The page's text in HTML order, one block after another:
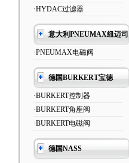
·HYDAC过滤器
意大利PNEUMAX纽迈司
·PNEUMAX电磁阀
德国BURKERT宝德
·BURKERT控制器
·BURKERT角座阀
·BURKERT电磁阀
德国NASS